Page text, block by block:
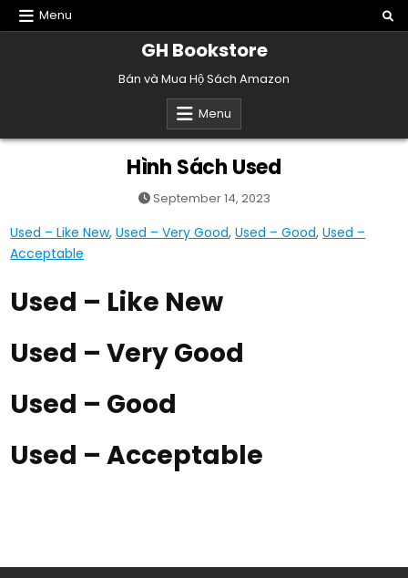
Skip
to
Menu
GH Bookstore
Bán và Mua Hộ Sách Amazon
Menu
Hình Sách Used
September 14, 2023
Used – Like New,Used – Very Good,Used – Good,Used –
Acceptable
Used – Like New
Used – Very Good
Used – Good
Used – Acceptable